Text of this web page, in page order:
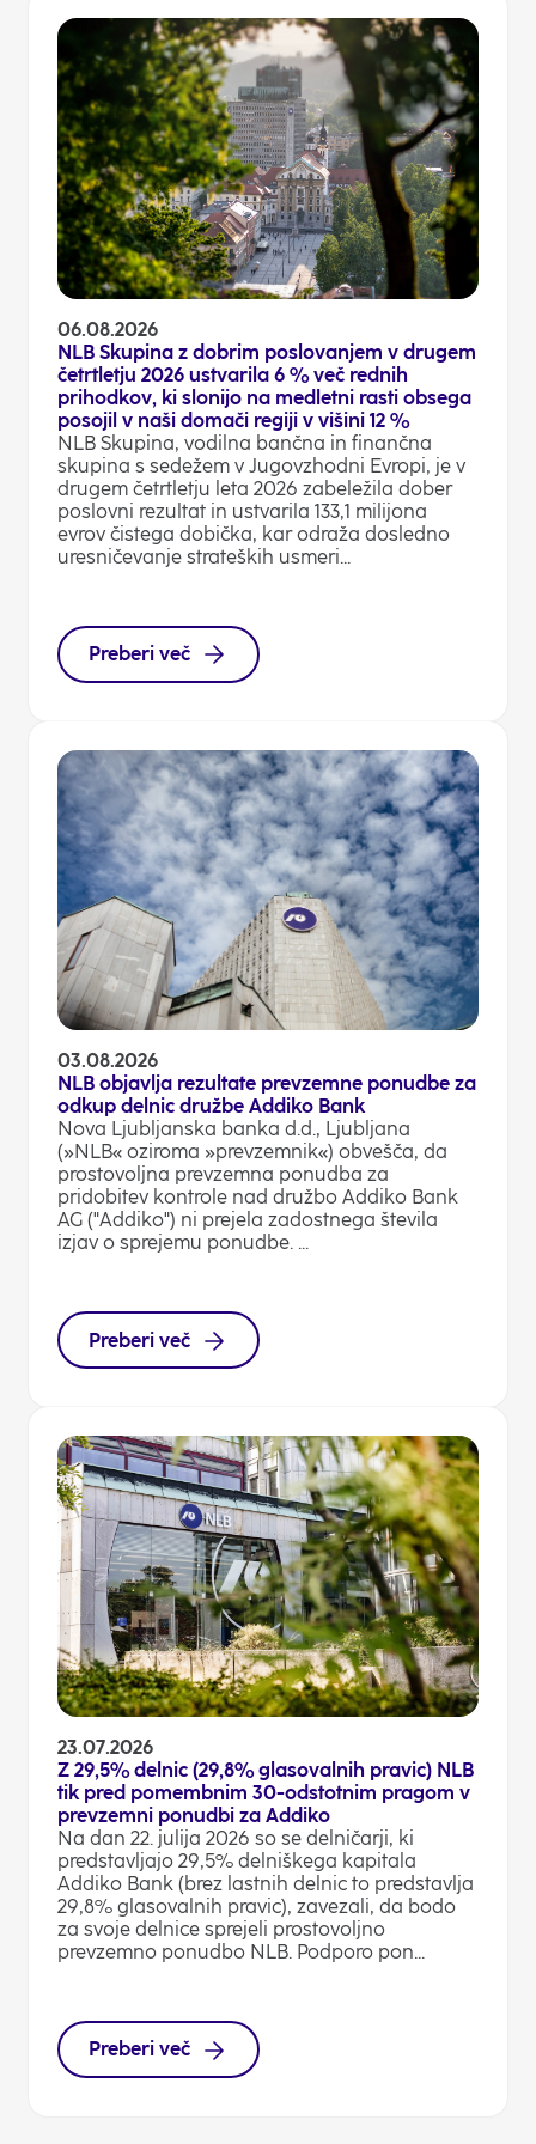
06.08.2026
NLB Skupina z dobrim poslovanjem v drugem
četrtletju 2026 ustvarila 6 % več rednih
prihodkov, ki slonijo na medletni rasti obsega
posojil v naši domači regiji v višini 12 %
NLB Skupina, vodilna bančna in finančna
skupina s sedežem v Jugovzhodni Evropi, je v
drugem četrtletju leta 2026 zabeležila dober
poslovni rezultat in ustvarila 133,1 milijona
evrov čistega dobička, kar odraža dosledno
uresničevanje strateških usmeri...
Preberi več
03.08.2026
NLB objavlja rezultate prevzemne ponudbe za
odkup delnic družbe Addiko Bank
Nova Ljubljanska banka d.d., Ljubljana
(»NLB« oziroma »prevzemnik«) obvešča, da
prostovoljna prevzemna ponudba za
pridobitev kontrole nad družbo Addiko Bank
AG ("Addiko") ni prejela zadostnega števila
izjav o sprejemu ponudbe. ...
Preberi več
23.07.2026
Z 29,5% delnic (29,8% glasovalnih pravic) NLB
tik pred pomembnim 30-odstotnim pragom v
prevzemni ponudbi za Addiko
Na dan 22. julija 2026 so se delničarji, ki
predstavljajo 29,5% delniškega kapitala
Addiko Bank (brez lastnih delnic to predstavlja
29,8% glasovalnih pravic), zavezali, da bodo
za svoje delnice sprejeli prostovoljno
prevzemno ponudbo NLB. Podporo pon...
Preberi več